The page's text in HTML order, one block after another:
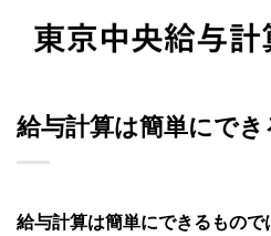
給与計算は簡単にで
給与計算は簡単にできるもので